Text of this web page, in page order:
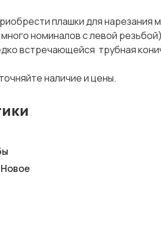
плашки для нарезания
номиналов с левой
встречающейся трубная
наличие и цены.
Новое